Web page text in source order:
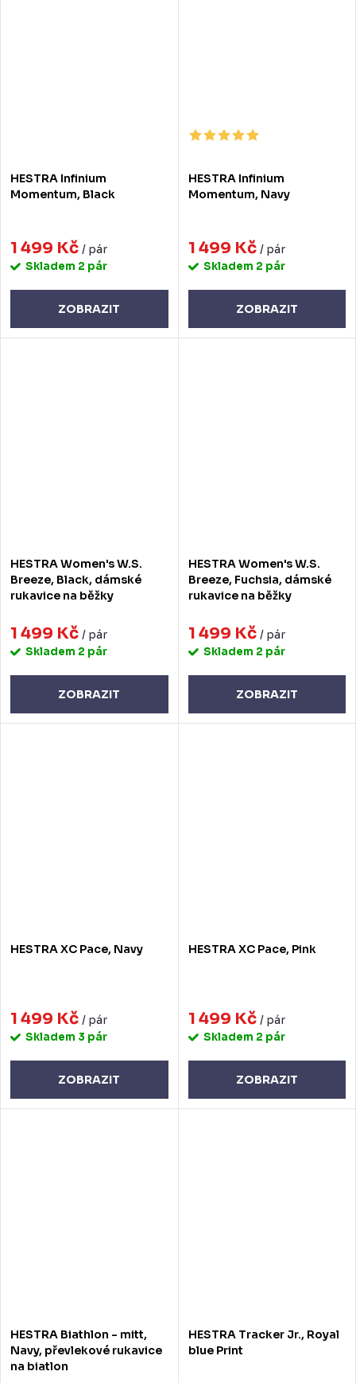
HESTRA Infinium
Momentum, Black
1 499 Kč / pár
Skladem 2 pár
ZOBRAZIT
HESTRA Infinium
Momentum, Navy
1 499 Kč / pár
Skladem 2 pár
ZOBRAZIT
HESTRA Women's W.S.
Breeze, Black, dámské
rukavice na běžky
1 499 Kč / pár
Skladem 2 pár
ZOBRAZIT
HESTRA Women's W.S.
Breeze, Fuchsia, dámské
rukavice na běžky
1 499 Kč / pár
Skladem 2 pár
ZOBRAZIT
HESTRA XC Pace, Navy
1 499 Kč / pár
Skladem 3 pár
ZOBRAZIT
HESTRA XC Pace, Pink
1 499 Kč / pár
Skladem 2 pár
ZOBRAZIT
HESTRA Biathlon - mitt,
Navy, převlekové rukavice
na biatlon
HESTRA Tracker Jr., Royal
blue Print